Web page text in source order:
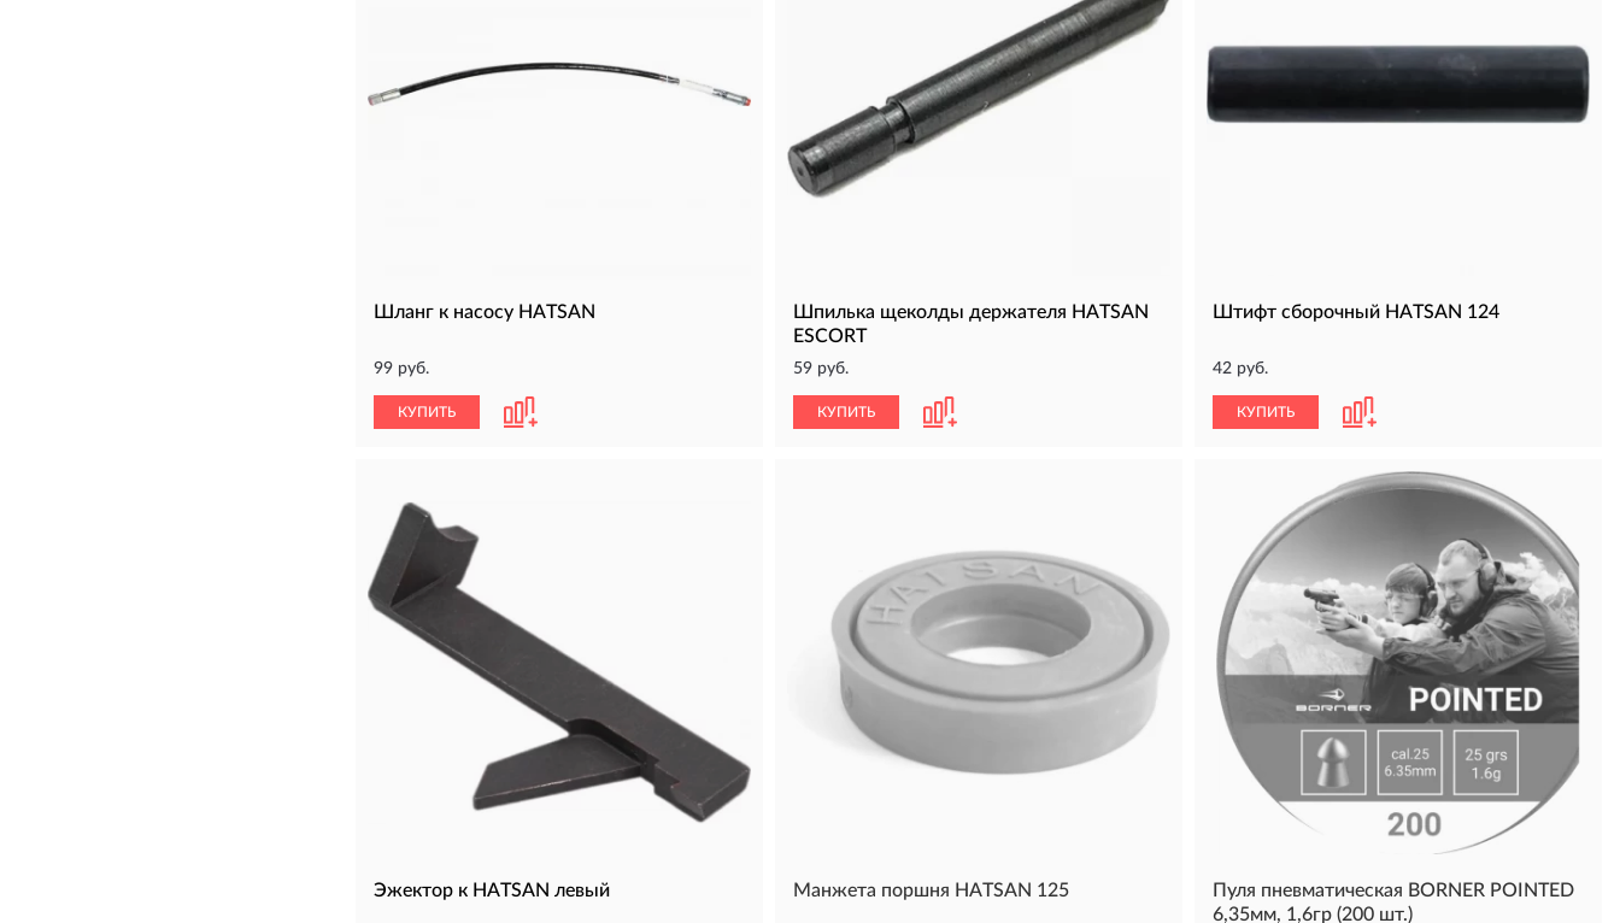
Шланг к насосу HATSAN
99 руб.
КУПИТЬ
Шпилька щеколды держателя HATSAN
ESCORT
59 руб.
КУПИТЬ
Штифт сборочный HATSAN 124
42 руб.
КУПИТЬ
Эжектор к HATSAN левый Манжета поршня HATSAN 125
Пуля пневматическая BORNER POINTED
6,35мм, 1,6гр (200 шт.)